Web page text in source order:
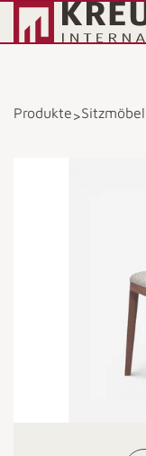
Produkte>Sitzmöbel